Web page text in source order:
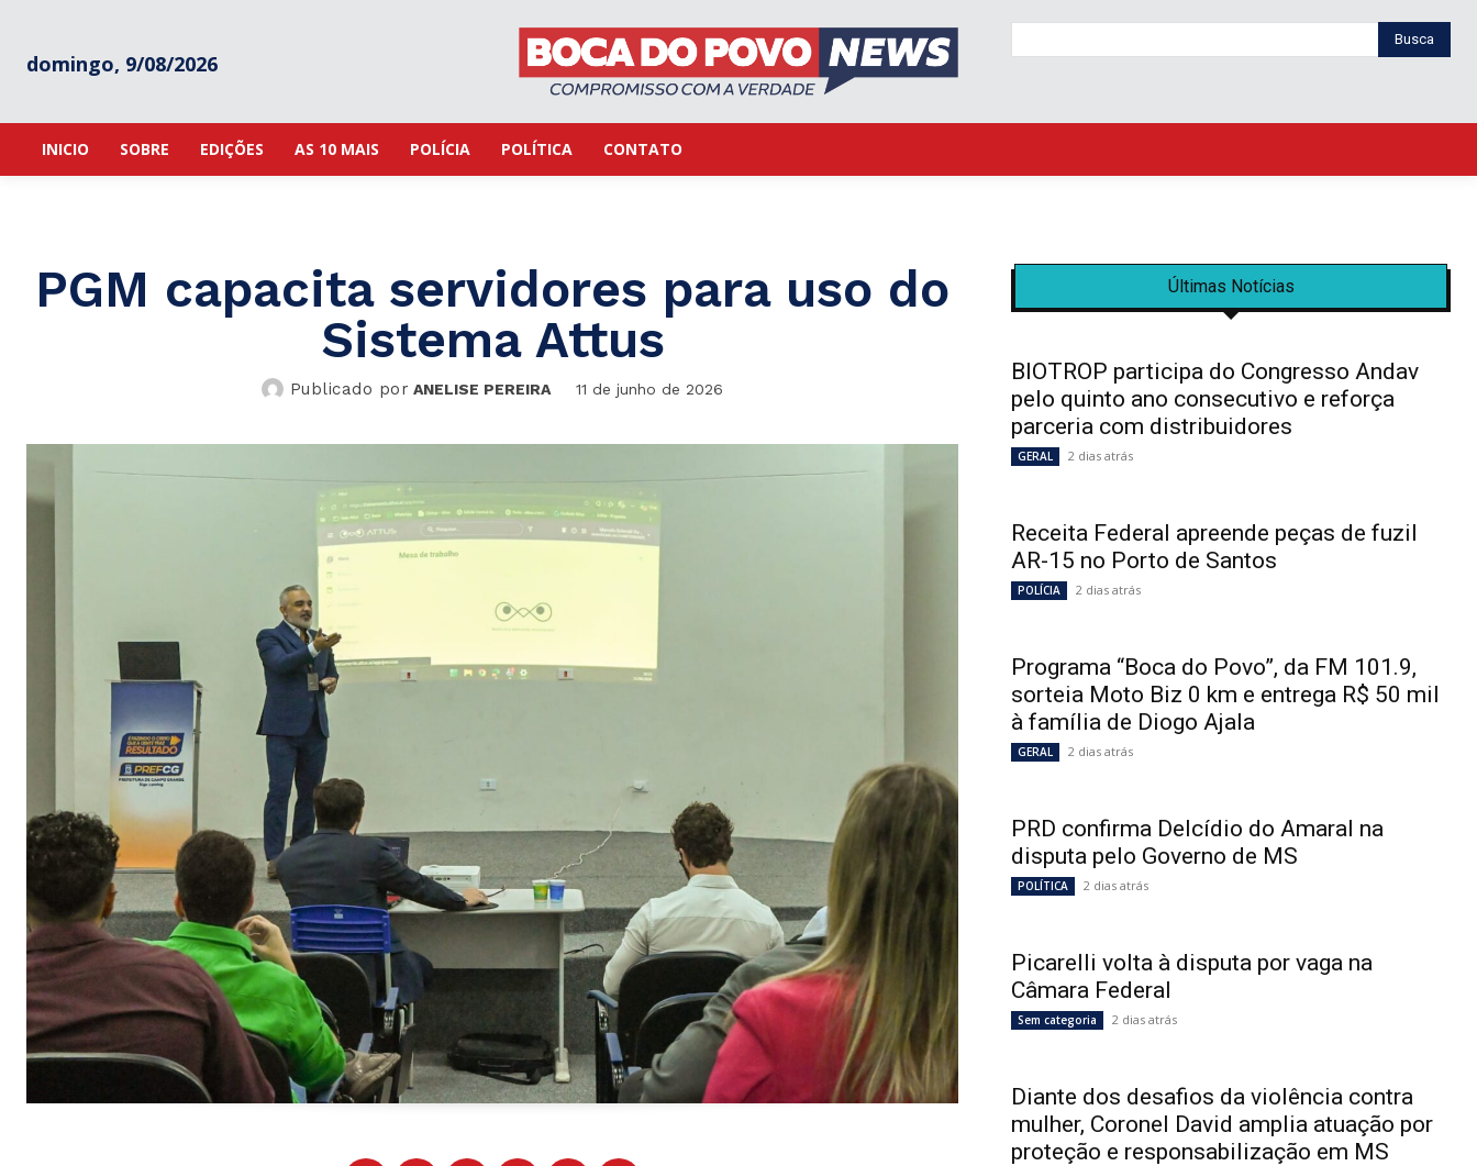
domingo, 9/08/2026
Busca
INICIO SOBRE EDIÇÕES AS 10 MAIS POLÍCIA POLÍTICA CONTATO
PGM capacita servidores para uso do
Sistema Attus
Publicado por ANELISE PEREIRA 11 de junho de 2026
Últimas Notícias
BIOTROP participa do Congresso Andav
pelo quinto ano consecutivo e reforça
parceria com distribuidores
GERAL 2 dias atrás
Receita Federal apreende peças de fuzil
AR-15 no Porto de Santos
POLÍCIA 2 dias atrás
Programa “Boca do Povo”, da FM 101.9,
sorteia Moto Biz 0 km e entrega R$ 50 mil
à família de Diogo Ajala
GERAL 2 dias atrás
PRD confirma Delcídio do Amaral na
disputa pelo Governo de MS
POLÍTICA 2 dias atrás
Picarelli volta à disputa por vaga na
Câmara Federal
Sem categoria 2 dias atrás
Diante dos desafios da violência contra
mulher, Coronel David amplia atuação por
proteção e responsabilização em MS